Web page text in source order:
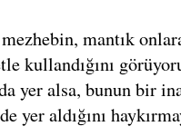
mantık
kullandığını
yer alsa, bunun bir
yer aldığını